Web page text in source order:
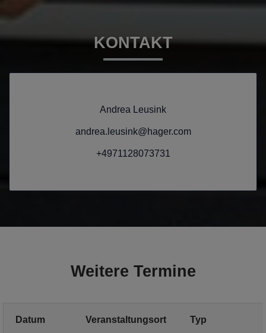
KONTAKT
Andrea Leusink
andrea.leusink@hager.com
+4971128073731
Weitere Termine
Datum Veranstaltungsort Typ